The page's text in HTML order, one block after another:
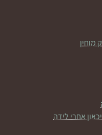
מוחין
אחרי לידה